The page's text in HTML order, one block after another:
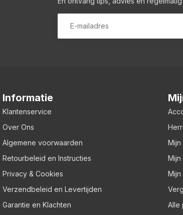
Informatie
Klantenservice
Over Ons
Algemene voorwaarden
Retourbeleid en Instructies
Privacy & Cookies
Verzendbeleid en Levertijden
Garantie en Klachten
Mijn
Mijn
Alle